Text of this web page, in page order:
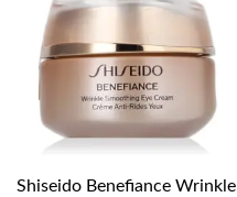
Shiseido Benefiance Wrinkle